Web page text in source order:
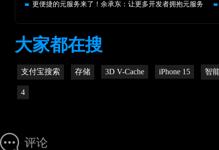
更便捷的元服务来了！余承东：让更多开发者拥抱元服务
大家都在搜
支付宝搜索 存储 3D V-Cache iPhone 15 智
4
评论